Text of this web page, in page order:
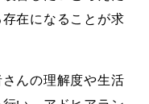
在になることが求
んの理解度や生活